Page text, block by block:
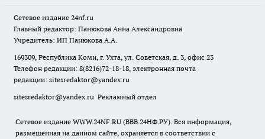
Сетевое издание 24nf.ru
Главный редактор: Панюкова Анна Александровна
Учредитель: ИП Панюкова А.А.
169309, Республика Коми, г. Ухта, ул. Советская, д. 3, офис 23
Телефон редакции: 8(8216)72-18-18, электронная почта
редакции: sitesredaktor@yandex.ru
sitesredaktor@yandex.ru Рекламный отдел
Сетевое издание WWW.24NF.RU (ВВВ.24НФ.РУ). Вся информация,
размещенная на данном сайте, охраняется в соответствии с